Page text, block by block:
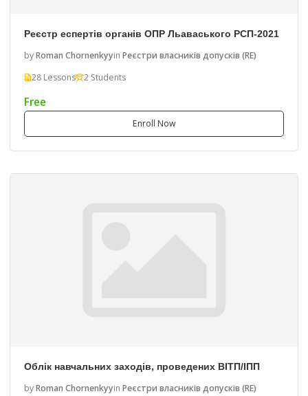
Реєстр еспертів органів ОПР Льаваського РСП-2021
byRoman Chornenkyyin Реєстри власників допусків (RE)
28 Lessons
2 Students
Free
Enroll Now
Облік навчальних заходів, проведених ВІТП/ІПП
byRoman Chornenkyyin Реєстри власників допусків (RE)